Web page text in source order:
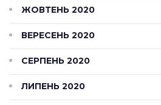
ЖОВТЕНЬ 2020
ВЕРЕСЕНЬ 2020
СЕРПЕНЬ 2020
ЛИПЕНЬ 2020